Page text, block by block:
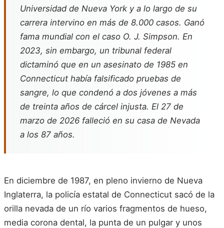
Universidad de Nueva York y a lo largo de su
carrera intervino en más de 8.000 casos. Ganó
fama mundial con el caso O. J. Simpson. En
2023, sin embargo, un tribunal federal
dictaminó que en un asesinato de 1985 en
Connecticut había falsificado pruebas de
sangre, lo que condenó a dos jóvenes a más
de treinta años de cárcel injusta. El 27 de
marzo de 2026 falleció en su casa de Nevada
a los 87 años.
En diciembre de 1987, en pleno invierno de Nueva
Inglaterra, la policía estatal de Connecticut sacó de la
orilla nevada de un río varios fragmentos de hueso,
media corona dental, la punta de un pulgar y unos